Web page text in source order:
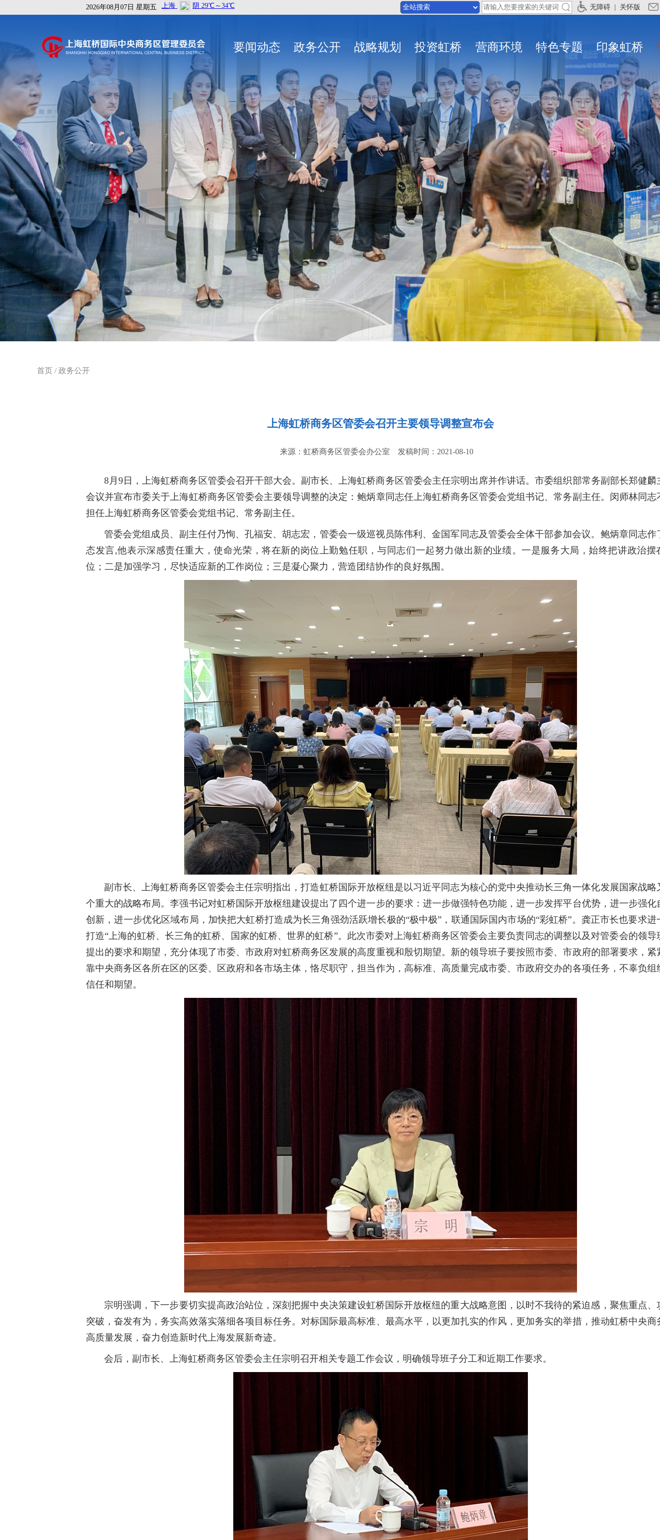
2026年08月07日 星期五 无障碍 关怀版
要闻动态 政务公开 战略规划 投资虹桥 营商环境 特色专题 印象虹桥
首页 /政务公开
上海虹桥商务区管委会召开主要领导调整宣布会
来源：虹桥商务区管委会办公室 发稿时间：2021-08-10
8 月9日，上海虹桥商务区管委会召开干部大会。副市长、上海虹桥商务区管委会主任宗明出席并作讲话。市委组织部常务副部长郑健麟
会议并宣布市委关于上海虹桥商务区管委会主要领导调整的决定：鲍炳章同志任上海虹桥商务区管委会党组书记、常务副主任。闵师林同志
担任上海虹桥商务区管委会党组书记、常务副主任。
管委会党组成员、副主任付乃恂、孔福安、胡志宏，管委会一级巡视员陈伟利、金国军同志及管委会全体干部参加会议。鲍炳章同志作
态发言,他表示深感责任重大，使命光荣，将在新的岗位上勤勉任职，与同志们一起努力做出新的业绩。一是服务大局，始终把讲政治摆
位；二是加强学习，尽快适应新的工作岗位；三是凝心聚力，营造团结协作的良好氛围。
副市长、上海虹桥商务区管委会主任宗明指出，打造虹桥国际开放枢纽是以习近平同志为核心的党中央推动长三角一体化发展国家战略
个重大的战略布局。李强书记对虹桥国际开放枢纽建设提出了四个进一步的要求：进一步做强特色功能，进一步发挥平台优势，进一步强化
创新，进一步优化区域布局，加快把大虹桥打造成为长三角强劲活跃增长极的“极中极”，联通国际国内市场的“彩虹桥”。龚正市长也要求进
打造“上海的虹桥、长三角的虹桥、国家的虹桥、世界的虹桥”。此次市委对上海虹桥商务区管委会主要负责同志的调整以及对管委会的领导
提出的要求和期望，充分体现了市委、市政府对虹桥商务区发展的高度重视和殷切期望。新的领导班子要按照市委、市政府的部署要求，紧
靠中央商务区各所在区的区委、区政府和各市场主体，恪尽职守，担当作为，高标准、高质量完成市委、市政府交办的各项任务，不辜负组
信任和期望。
宗明强调，下一步要切实提高政治站位，深刻把握中央决策建设虹桥国际开放枢纽的重大战略意图，以时不我待的紧迫感，聚焦重点、
突破，奋发有为，务实高效落实落细各项目标任务。对标国际最高标准、最高水平，以更加扎实的作风，更加务实的举措，推动虹桥中央商
高质量发展，奋力创造新时代上海发展新奇迹。
会后，副市长、上海虹桥商务区管委会主任宗明召开相关专题工作会议，明确领导班子分工和近期工作要求。